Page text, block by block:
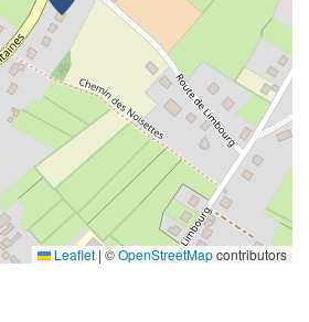
Leaflet | ©OpenStreetMapcontributors